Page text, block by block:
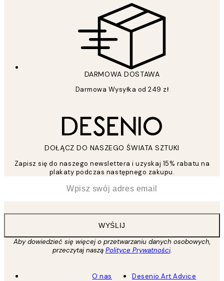
DARMOWA DOSTAWA
Darmowa Wysyłka od 249 zł
DOŁĄCZ DO NASZEGO ŚWIATA SZTUKI
Zapisz się do naszego newslettera i uzyskaj 15% rabatu na
plakaty podczas następnego zakupu.
WYŚLIJ
Aby dowiedzieć się więcej o przetwarzaniu danych osobowych,
przeczytaj naszą Polityce Prywatności.
O nas
Desenio Art Advice